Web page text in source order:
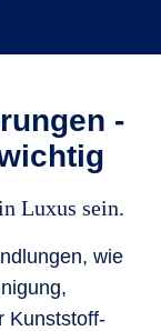
-
Luxus sein.
wie
Kunststoff-